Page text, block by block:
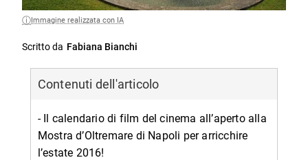
Immagine realizzata con IA
Scritto da Fabiana Bianchi
Contenuti dell'articolo
- Il calendario di film del cinema all’aperto alla
Mostra d’Oltremare di Napoli per arricchire
l’estate 2016!